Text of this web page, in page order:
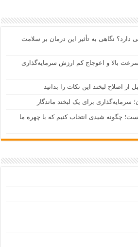
دارد؟ نگاهی به تأثیر این درمان بر سلامت
بالا و اعوجاج کم ارزش سرمایه‌گذاری
از اصلاح لبخند این نکات را بدانید
سرمایه‌گذاری برای یک لبخند ماندگار
چگونه شیدی انتخاب کنیم که با چهره ما